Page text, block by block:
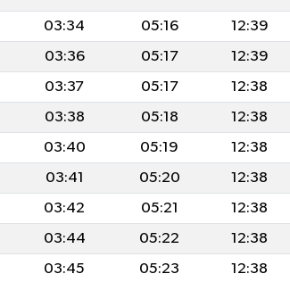
03:34 05:16 12:39
03:36 05:17 12:39
03:37 05:17 12:38
03:38 05:18 12:38
03:40 05:19 12:38
03:41 05:20 12:38
03:42 05:21 12:38
03:44 05:22 12:38
03:45 05:23 12:38